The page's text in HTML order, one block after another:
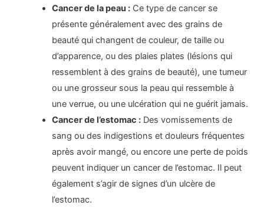
Cancer de la peau : Ce type de cancer se
présente généralement avec des grains de
beauté qui changent de couleur, de taille ou
d’apparence, ou des plaies plates (lésions qui
ressemblent à des grains de beauté), une tumeur
ou une grosseur sous la peau qui ressemble à
une verrue, ou une ulcération qui ne guérit jamais.
Cancer de l’estomac : Des vomissements de
sang ou des indigestions et douleurs fréquentes
après avoir mangé, ou encore une perte de poids
peuvent indiquer un cancer de l’estomac. Il peut
également s’agir de signes d’un ulcère de
l’estomac.